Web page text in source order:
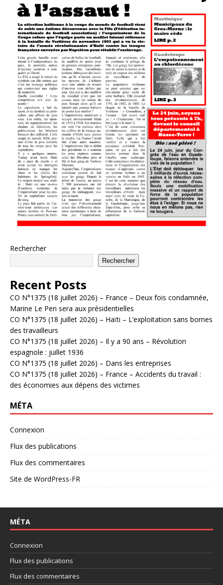
Rechercher
Rechercher
Recent Posts
CO N°1375 (18 juillet 2026) – France – Deux fois condamnée,
Marine Le Pen sera aux présidentielles
CO N°1375 (18 juillet 2026) – Haïti – L’exploitation sans bornes
des travailleurs
CO N°1375 (18 juillet 2026) – Il y a 90 ans – Révolution
espagnole : juillet 1936
CO N°1375 (18 juillet 2026) – Dans les entreprises
CO N°1375 (18 juillet 2026) – France – Accidents du travail :
des économies aux dépens des victimes
MÉTA
Connexion
Flux des publications
Flux des commentaires
Site de WordPress-FR
MÉTA
Connexion
Flux des publications
Flux des commentaires